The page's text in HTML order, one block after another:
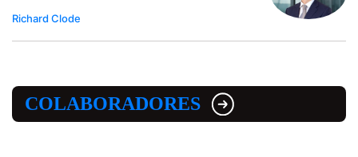
Richard Clode
COLABORADORES